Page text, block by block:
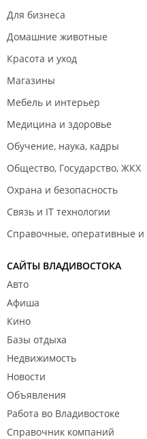
Для бизнеса
Домашние животные
Красота и уход
Магазины
Мебель и интерьер
Медицина и здоровье
Обучение, наука, кадры
Общество, Государство, ЖКХ
Охрана и безопасность
Связь и IT технологии
Справочные, оперативные и
САЙТЫ ВЛАДИВОСТОКА
Авто
Афиша
Кино
Базы отдыха
Недвижимость
Новости
Объявления
Работа во Владивостоке
Справочник компаний